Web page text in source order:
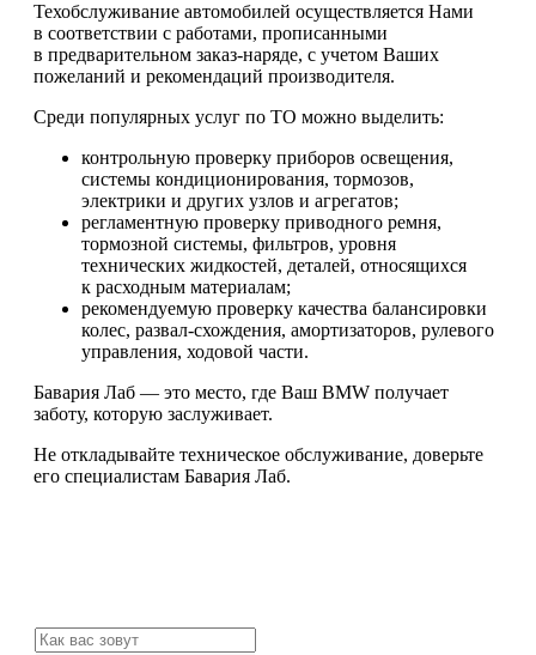
Техобслуживание автомобилей осуществляется Нами
в соответствии с работами, прописанными
в предварительном заказ-наряде, с учетом Ваших
пожеланий и рекомендаций производителя.
Среди популярных услуг по ТО можно выделить:
контрольную проверку приборов освещения,
системы кондиционирования, тормозов,
электрики и других узлов и агрегатов;
регламентную проверку приводного ремня,
тормозной системы, фильтров, уровня
технических жидкостей, деталей, относящихся
к расходным материалам;
рекомендуемую проверку качества балансировки
колес, развал-схождения, амортизаторов, рулевого
управления, ходовой части.
Бавария Лаб — это место, где Ваш BMW получает
заботу, которую заслуживает.
Не откладывайте техническое обслуживание, доверьте
его специалистам Бавария Лаб.